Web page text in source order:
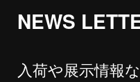
NEWS
入荷や展示情報